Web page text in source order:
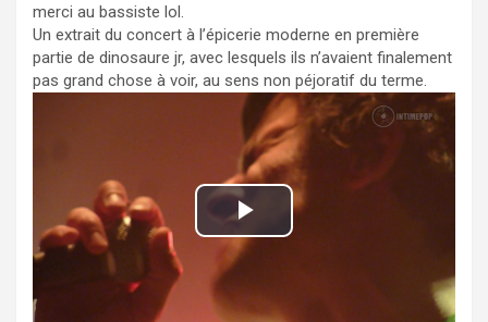
merci au bassiste lol.
Un extrait du concert à l’épicerie moderne en première
partie de dinosaure jr, avec lesquels ils n’avaient finalement
pas grand chose à voir, au sens non péjoratif du terme.
P
l